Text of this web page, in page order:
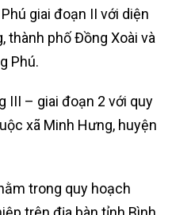
giai đoạn II với diện
thành phố Đồng Xoài và
Phú.
III – giai đoạn 2 với quy
xã Minh Hưng, huyện
trong quy hoạch